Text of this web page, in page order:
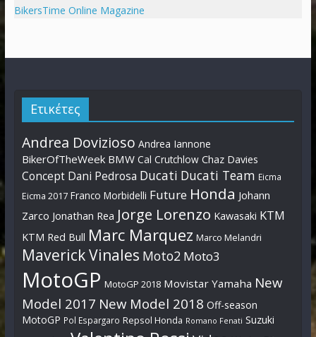
BikersTime Online Magazine
Ετικέτες
Andrea Dovizioso Andrea Iannone
BikerOfTheWeek BMW Cal Crutchlow Chaz Davies
Concept Dani Pedrosa Ducati Ducati Team Eicma
Eicma 2017 Franco Morbidelli Future Honda Johann
Zarco Jonathan Rea Jorge Lorenzo Kawasaki KTM
KTM Red Bull Marc Marquez Marco Melandri
Maverick Vinales Moto2 Moto3
MotoGP MotoGP 2018 Movistar Yamaha New
Model 2017 New Model 2018 Off-season
MotoGP Pol Espargaro Repsol Honda Romano Fenati Suzuki